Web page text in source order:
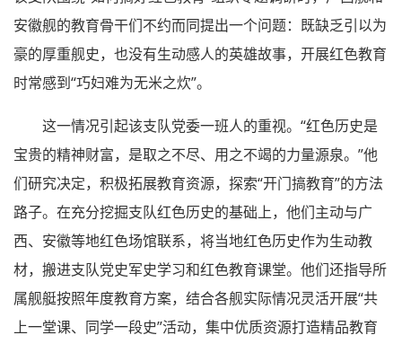
安徽舰的教育骨干们不约而同提出一个问题：既缺乏引以为
豪的厚重舰史，也没有生动感人的英雄故事，开展红色教育
时常感到“巧妇难为无米之炊”。
这一情况引起该支队党委一班人的重视。“红色历史是
宝贵的精神财富，是取之不尽、用之不竭的力量源泉。”他
们研究决定，积极拓展教育资源，探索“开门搞教育”的方法
路子。在充分挖掘支队红色历史的基础上，他们主动与广
西、安徽等地红色场馆联系，将当地红色历史作为生动教
材，搬进支队党史军史学习和红色教育课堂。他们还指导所
属舰艇按照年度教育方案，结合各舰实际情况灵活开展“共
上一堂课、同学一段史”活动，集中优质资源打造精品教育